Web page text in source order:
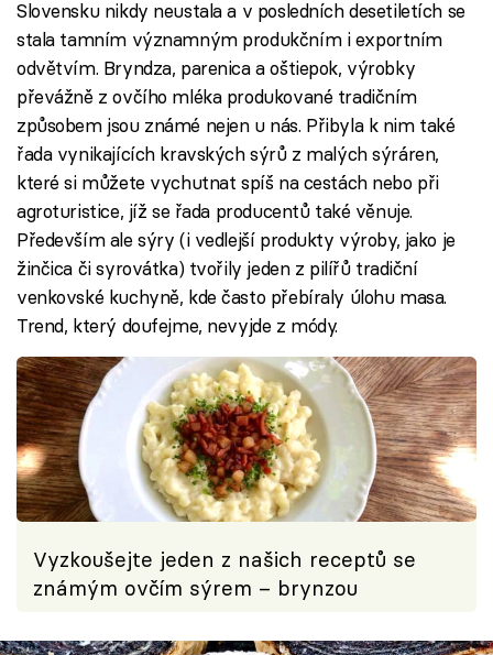
Slovensku nikdy neustala a v posledních desetiletích se
stala tamním významným produkčním i exportním
odvětvím. Bryndza, parenica a oštiepok, výrobky
převážně z ovčího mléka produkované tradičním
způsobem jsou známé nejen u nás. Přibyla k nim také
řada vynikajících kravských sýrů z malých sýráren,
které si můžete vychutnat spíš na cestách nebo při
agroturistice, jíž se řada producentů také věnuje.
Především ale sýry (i vedlejší produkty výroby, jako je
žinčica či syrovátka) tvořily jeden z pilířů tradiční
venkovské kuchyně, kde často přebíraly úlohu masa.
Trend, který doufejme, nevyjde z módy.
Vyzkoušejte jeden z našich receptů se
známým ovčím sýrem – brynzou